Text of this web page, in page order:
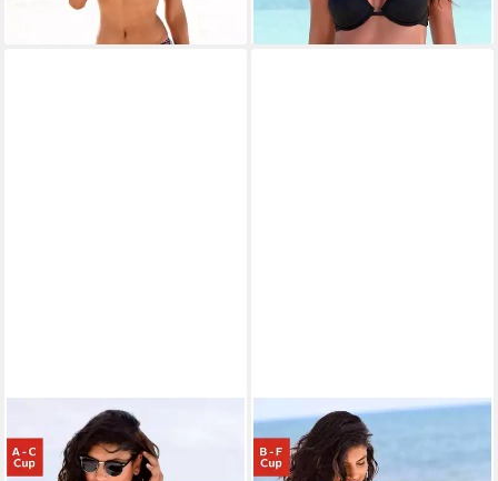
lieferbar - in 1-2 Werktagen bei dir
Push-Up-Bikini-Top Pitch, mit
farbenfrohem Druck
BENCH.
Bügel-Bikini-Top Pitch, mit
tropischem Design